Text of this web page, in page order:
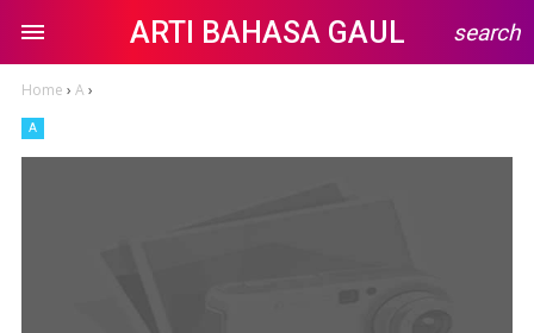
ARTI BAHASA GAUL search
Home › A›
A